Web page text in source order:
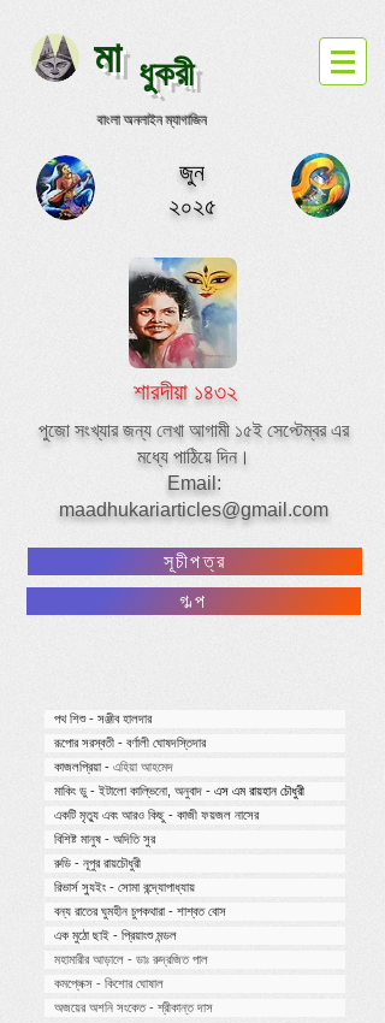
ধুকরী
মা
বাংলা অনলাইন ম্যাগাজিন
জুন
২০২৫
শারদীয়া ১৪৩২
পুজো সংখ্যার জন্য লেখা আগামী ১৫ই সেপ্টেম্বর এর
মধ্যে পাঠিয়ে দিন।
Email:
maadhukariarticles@gmail.com
সূচীপত্র
গল্প
পথ শিশু - সঞ্জীব হালদার
রূপোর সরস্বতী - বর্ণালী ঘোষদস্তিদার
কাজলপ্রিয়া - এহিয়া আহমেদ
মাকিং ডু - ইটালো কাল্ভিনো, অনুবাদ - এস এম রায়হান চৌধুরী
একটি মৃত্যু এবং আরও কিছু - কাজী ফয়জল নাসের
বিশিষ্ট মানুষ - অদিতি সুর
রুডি - নূপুর রায়চৌধুরী
রিভার্স স্যুইং - সোমা বন্দ্যোপাধ্যায়
বন্য রাতের ঘুমহীন চুপকথারা - শাশ্বত বোস
এক মুঠো ছাই - প্রিয়াংশু মন্ডল
মহামারীর আড়ালে - ডাঃ রুদ্রজিত পাল
কমপ্লেক্স - কিশোর ঘোষাল
অজয়ের অশনি সংকেত - শ্রীকান্ত দাস